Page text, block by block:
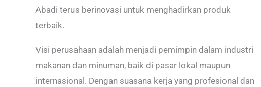
Abadi terus berinovasi untuk menghadirkan produk
terbaik.
Visi perusahaan adalah menjadi pemimpin dalam industri
makanan dan minuman, baik di pasar lokal maupun
internasional. Dengan suasana kerja yang profesional dan